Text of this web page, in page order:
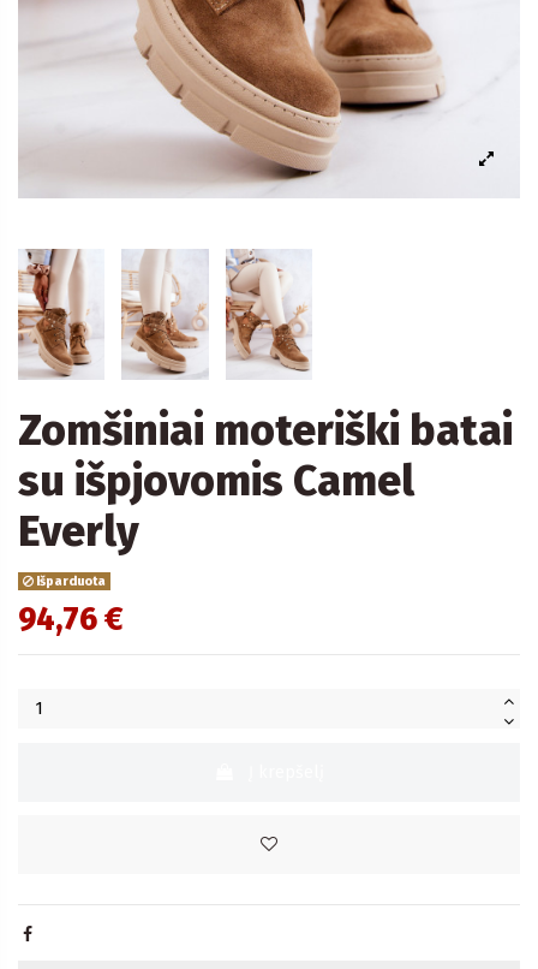
Zomšiniai moteriški batai
su išpjovomis Camel
Everly
Išparduota
94,76 €